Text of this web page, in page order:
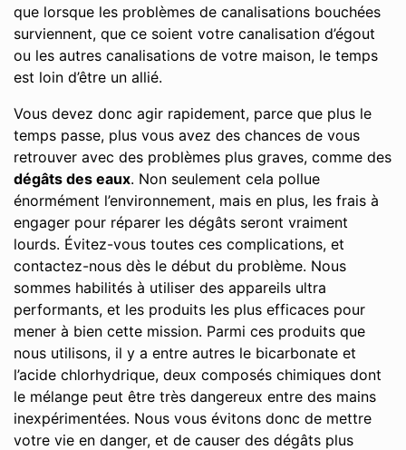
que lorsque les problèmes de canalisations bouchées
surviennent, que ce soient votre canalisation d’égout
ou les autres canalisations de votre maison, le temps
est loin d’être un allié.
Vous devez donc agir rapidement, parce que plus le
temps passe, plus vous avez des chances de vous
retrouver avec des problèmes plus graves, comme des
dégâts des eaux. Non seulement cela pollue
énormément l’environnement, mais en plus, les frais à
engager pour réparer les dégâts seront vraiment
lourds. Évitez-vous toutes ces complications, et
contactez-nous dès le début du problème. Nous
sommes habilités à utiliser des appareils ultra
performants, et les produits les plus efficaces pour
mener à bien cette mission. Parmi ces produits que
nous utilisons, il y a entre autres le bicarbonate et
l’acide chlorhydrique, deux composés chimiques dont
le mélange peut être très dangereux entre des mains
inexpérimentées. Nous vous évitons donc de mettre
votre vie en danger, et de causer des dégâts plus